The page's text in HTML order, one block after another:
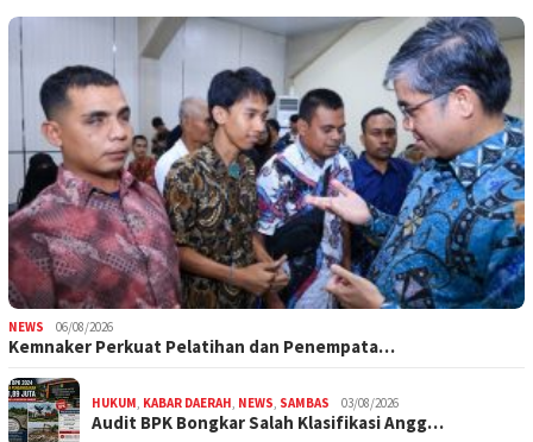
NEWS 06/08/2026
Kemnaker Perkuat Pelatihan dan Penempata…
HUKUM, KABAR DAERAH, NEWS, SAMBAS 03/08/2026
Audit BPK Bongkar Salah Klasifikasi Angg…